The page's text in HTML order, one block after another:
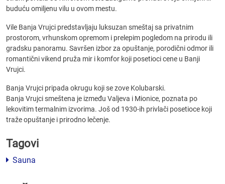
buduću omiljenu vilu u ovom mestu.
Vile Banja Vrujci predstavljaju luksuzan smeštaj sa privatnim
prostorom, vrhunskom opremom i prelepim pogledom na prirodu ili
gradsku panoramu. Savršen izbor za opuštanje, porodični odmor ili
romantični vikend pruža mir i komfor koji posetioci cene u Banji
Vrujci.
Banja Vrujci pripada okrugu koji se zove Kolubarski.
Banja Vrujci smeštena je između Valjeva i Mionice, poznata po
lekovitim termalnim izvorima. Još od 1930-ih privlači posetioce koji
traže opuštanje i prirodno lečenje.
Tagovi
Sauna